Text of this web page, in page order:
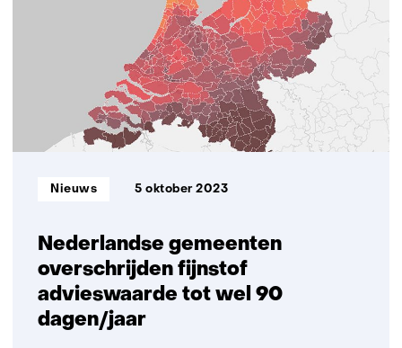
hernieuwbare
energie
stijgt
flink
Nederlandse gemeenten
overschrijden fijnstof
advieswaarde tot wel 90
dagen/jaar
Informatietype:
Nieuws 5 oktober 2023